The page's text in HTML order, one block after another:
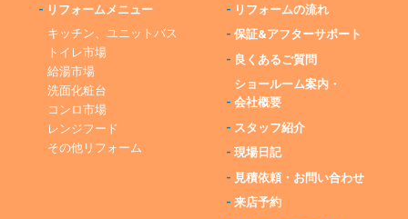
- リフォームメニュー
キッチン、ユニットバス
トイレ市場
給湯市場
洗面化粧台
コンロ市場
レンジフード
その他リフォーム
- リフォームの流れ
-保証&アフターサポート
- 良くあるご質問
-
ショールーム案内・
会社概要
- スタッフ紹介
-現場日記
- 見積依頼・お問い合わせ
-来店予約